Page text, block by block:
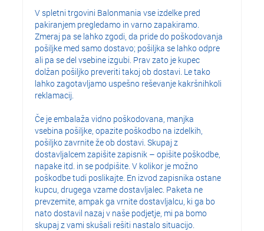
V spletni trgovini Balonmania vse izdelke pred
pakiranjem pregledamo in varno zapakiramo.
Zmeraj pa se lahko zgodi, da pride do poškodovanja
pošiljke med samo dostavo; pošiljka se lahko odpre
ali pa se del vsebine izgubi. Prav zato je kupec
dolžan pošiljko preveriti takoj ob dostavi. Le tako
lahko zagotavljamo uspešno reševanje kakršnihkoli
reklamacij.
Če je embalaža vidno poškodovana, manjka
vsebina pošiljke, opazite poškodbo na izdelkih,
pošiljko zavrnite že ob dostavi. Skupaj z
dostavljalcem zapišite zapisnik – opišite poškodbe,
napake itd. in se podpišite. V kolikor je možno
poškodbe tudi poslikajte. En izvod zapisnika ostane
kupcu, drugega vzame dostavljalec. Paketa ne
prevzemite, ampak ga vrnite dostavljalcu, ki ga bo
nato dostavil nazaj v naše podjetje, mi pa bomo
skupaj z vami skušali rešiti nastalo situacijo.